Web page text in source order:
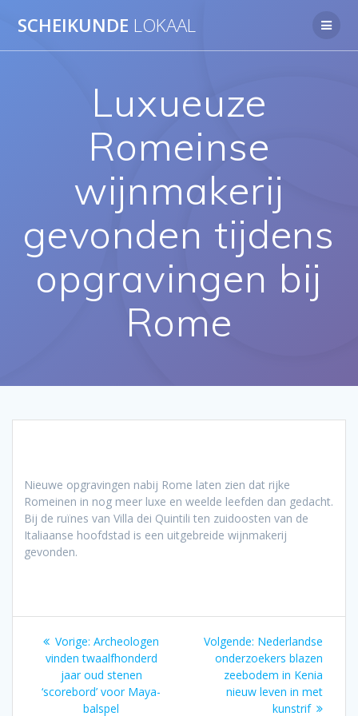
naar
SCHEIKUNDE LOKAAL
Luxueuze
Romeinse
wijnmakerij
gevonden tijdens
opgravingen bij
Rome
Nieuwe opgravingen nabij Rome laten zien dat rijke
Romeinen in nog meer luxe en weelde leefden dan gedacht.
Bij de ruïnes van Villa dei Quintili ten zuidoosten van de
Italiaanse hoofdstad is een uitgebreide wijnmakerij
gevonden.
Bericht
navigatie
Vorige: Vorig
bericht:
Archeologen
vinden twaalfhonderd
jaar oud stenen
‘scorebord’ voor Maya-
balspel
Volgende: Volgend
bericht:
Nederlandse
onderzoekers blazen
zeebodem in Kenia
nieuw leven in met
kunstrif